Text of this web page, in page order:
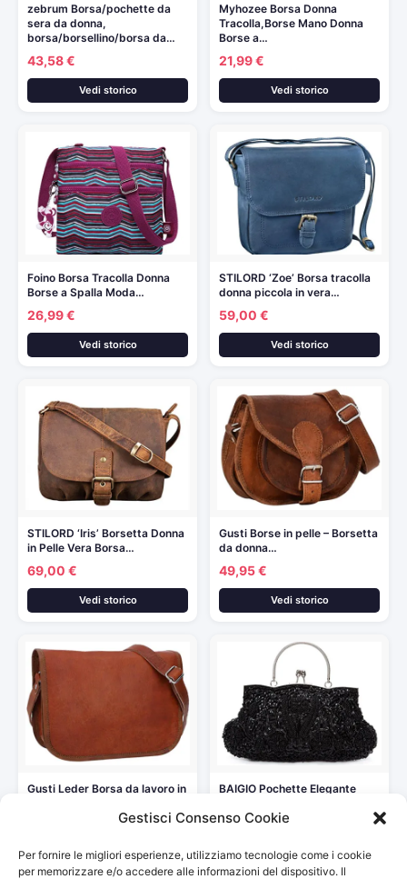
Gestisci Consenso Cookie
Per fornire le migliori esperienze, utilizziamo tecnologie come i cookie
per memorizzare e/o accedere alle informazioni del dispositivo. Il
zebrum Borsa/pochette da
sera da donna,
borsa/borsellino/borsa da…
43,58 €
Vedi storico
Myhozee Borsa Donna
Tracolla,Borse Mano Donna
Borse a…
21,99 €
Vedi storico
Foino Borsa Tracolla Donna
Borse a Spalla Moda…
26,99 €
Vedi storico
STILORD ‘Zoe’ Borsa tracolla
donna piccola in vera…
59,00 €
Vedi storico
STILORD ‘Iris’ Borsetta Donna
in Pelle Vera Borsa…
69,00 €
Vedi storico
Gusti Borse in pelle – Borsetta
da donna…
49,95 €
Vedi storico
Gusti Leder Borsa da lavoro in
Vedi storico
BAIGIO Pochette Elegante
Cerimonia…
Vedi storico